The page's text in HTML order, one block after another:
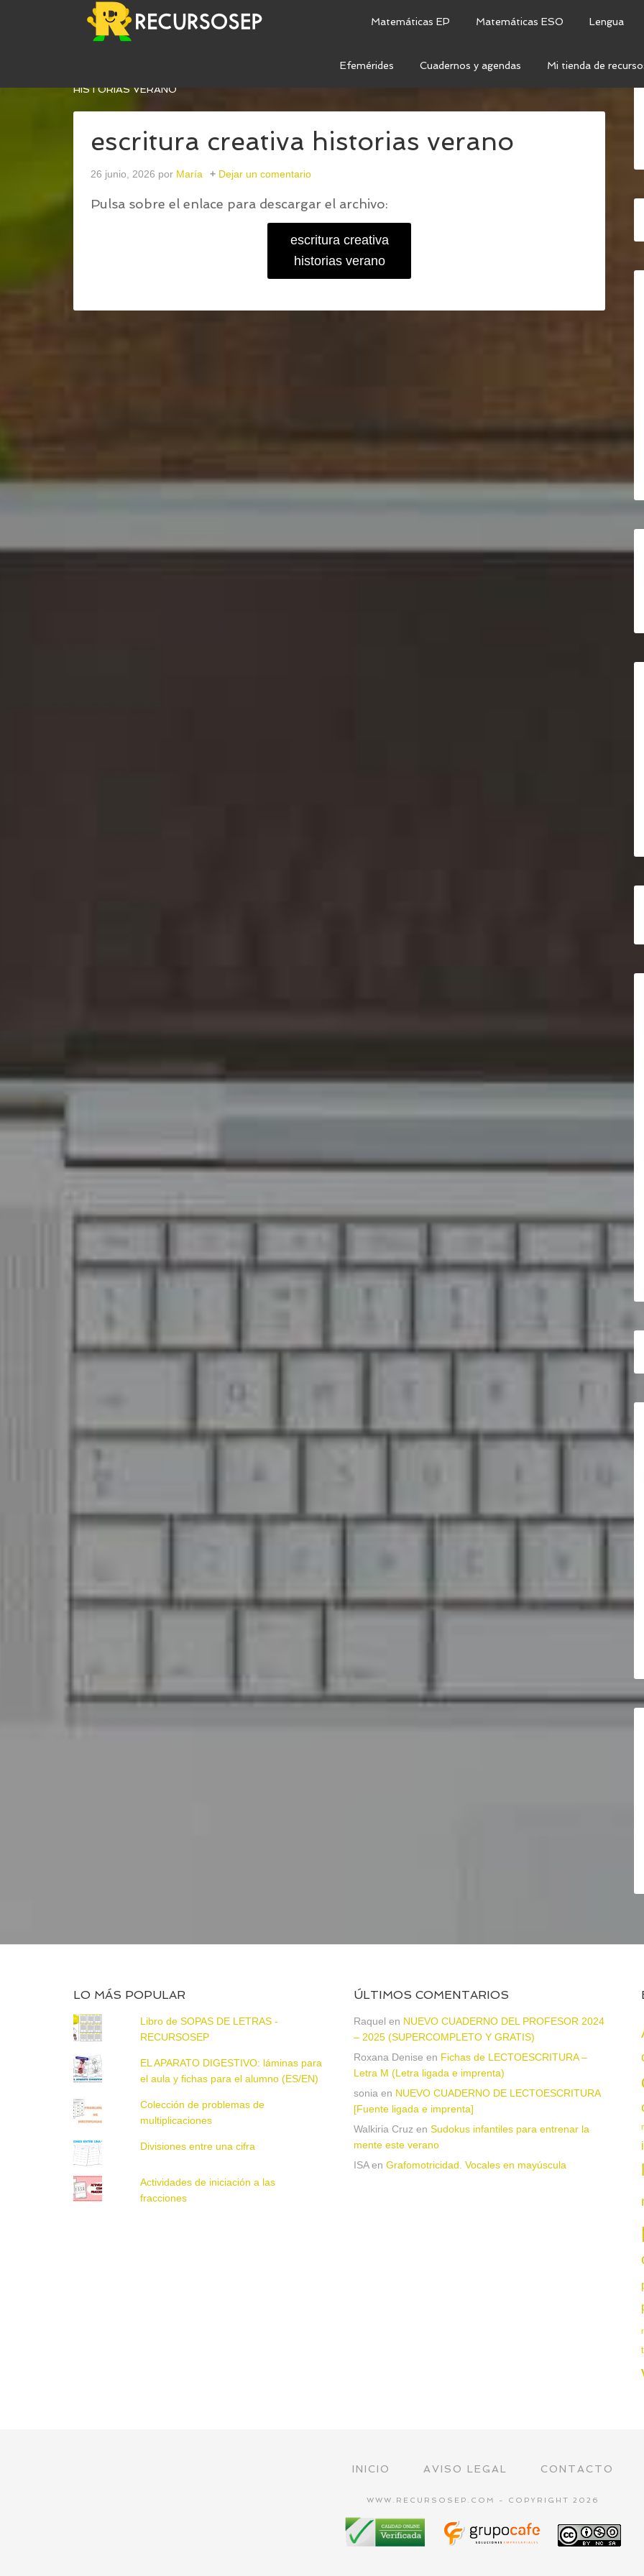
Matemáticas EP Matemáticas ESO Lengua
Efemérides Cuadernos y agendas Mi tienda de
ESCRITURA CREATIVA
HISTORIAS VERANO
escritura creativa historias verano
26 junio, 2026 por María Dejar un comentario
Pulsa sobre el enlace para descargar el archivo:
escritura creativa
historias verano
LO MÁS POPULAR
Libro de SOPAS DE LETRAS -
RECURSOSEP
EL APARATO DIGESTIVO: láminas para
el aula y fichas para el alumno (ES/EN)
Colección de problemas de
multiplicaciones
Divisiones entre una cifra
Actividades de iniciación a las
fracciones
ÚLTIMOS COMENTARIOS
Raquel en NUEVO CUADERNO DEL PROFESOR 2024
– 2025 (SUPERCOMPLETO Y GRATIS)
Roxana Denise en Fichas de LECTOESCRITURA –
Letra M (Letra ligada e imprenta)
sonia en NUEVO CUADERNO DE LECTOESCRITURA
[Fuente ligada e imprenta]
Walkiria Cruz en Sudokus infantiles para entrenar la
mente este verano
ISAen Grafomotricidad. Vocales en mayúscula
INICIO AVISO LEGAL CONTACTO
WWW.RECURSOSEP.COM - COPYRIGHT 2026